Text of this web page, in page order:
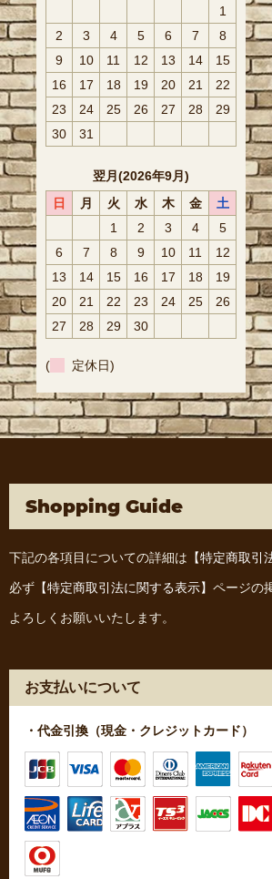
1
2
3 4 5 6 7
8
9
10 11 12 13 14
15
16
17 18 19 20 21
22
23
24 25 26 27 28
29
30
31
翌月(2026年9月)
日
月 火 水 木 金
土
1
2 3 4
5
6
7 8 9 10 11
12
13
14 15 16 17 18
19
20
21 22 23 24 25
26
27
28 29 30
( 定休日)
Shopping Guide
下記の各項目についての詳細は 【特定商取引
必ず 【特定商取引法に関する表示】 ページの
よろしくお願いいたします。
お支払いについて
・代金引換（現金・クレジットカード）